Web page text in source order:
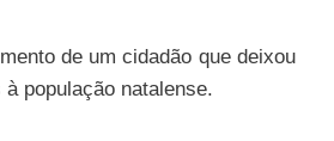
de um cidadão que deixou
população natalense.